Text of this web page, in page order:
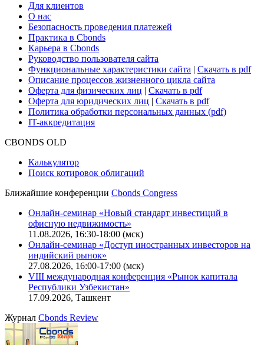
Для клиентов
О нас
Безопасность проведения платежей
Практика в Cbonds
Карьера в Cbonds
Руководство пользователя сайта
Функциональные характеристики сайта | Скачать в pdf
Описание процессов жизненного цикла сайта
Оферта для физических лиц | Скачать в pdf
Оферта для юридических лиц | Скачать в pdf
Политика обработки персональных данных (pdf)
IT-аккредитация
CBONDS OLD
Калькулятор
Поиск котировок облигаций
Ближайшие конференции Cbonds Congress
Онлайн-семинар «Новый стандарт инвестиций в
офисную недвижимость»
11.08.2026, 16:30-18:00 (мск)
Онлайн-семинар «Доступ иностранных инвесторов на
индийский рынок»
27.08.2026, 16:00-17:00 (мск)
VIII международная конференция «Рынок капитала
Республики Узбекистан»
17.09.2026, Ташкент
Журнал Cbonds Review